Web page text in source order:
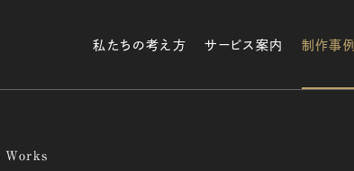
私たちの考え方 サービス案内 制作事例
Works